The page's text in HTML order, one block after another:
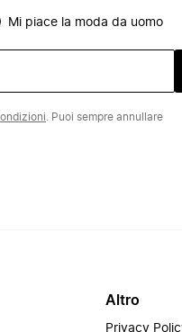
Mi piace la moda da uomo
. Puoi sempre annullare
Altro
Privacy